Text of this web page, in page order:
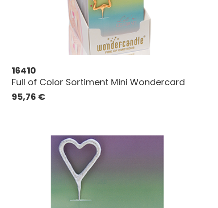
16410
Full of Color Sortiment Mini Wondercard
95,76 €